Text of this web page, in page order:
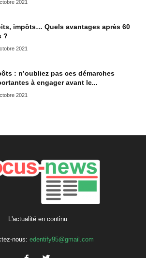
2021
impôts… Quels avantages après 60
?
2021
: n’oubliez pas ces démarches
à engager avant le...
2021
L'actualité en continu
nous: edentify95@gmail.com